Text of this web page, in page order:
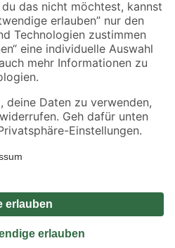
Die dargestellten Angebote sind unter
Die angegebenen Verfügbarkeiten beziehen
gilt nicht für Artikel mit Speditionsversand, hier
Impressum
Vertrag widerrufen